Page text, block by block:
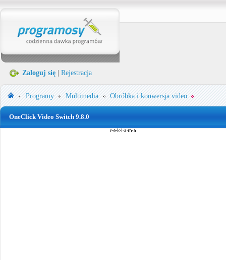
Zaloguj się Rejestracja
Programy Multimedia Obróbka i konwersja video
OneClick Video Switch 9.8.0